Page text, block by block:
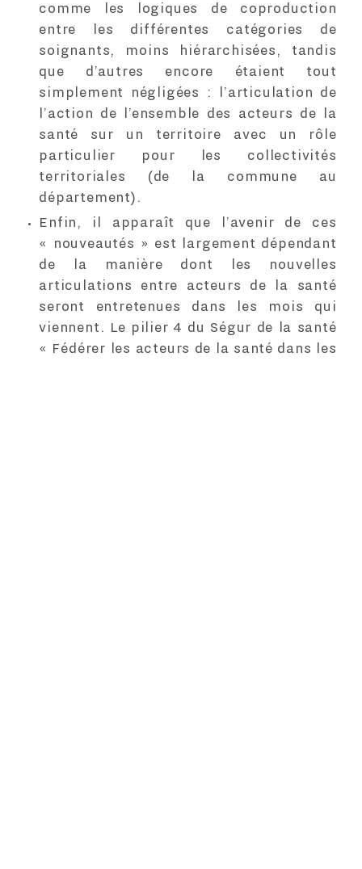
comme les logiques de coproduction
entre les différentes catégories de
soignants, moins hiérarchisées, tandis
que d’autres encore étaient tout
simplement négligées : l’articulation de
l’action de l’ensemble des acteurs de la
santé sur un territoire avec un rôle
particulier pour les collectivités
territoriales (de la commune au
département).
Enfin, il apparaît que l’avenir de ces
« nouveautés » est largement dépendant
de la manière dont les nouvelles
articulations entre acteurs de la santé
seront entretenues dans les mois qui
viennent. Le pilier 4 du Ségur de la santé
« Fédérer les acteurs de la santé dans les